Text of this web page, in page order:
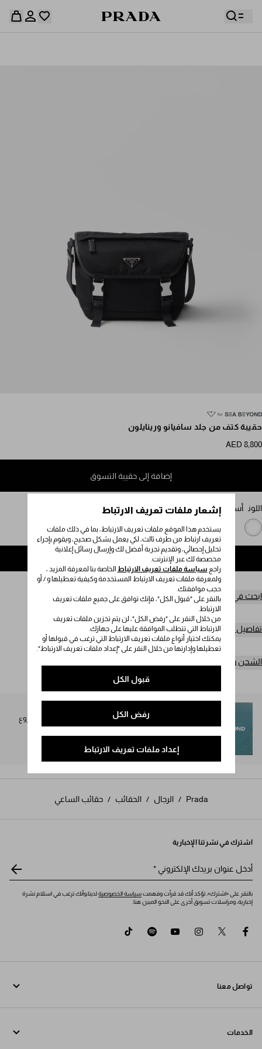
إشعار ملفات تعريف الارتباط
يستخدم هذا الموقع ملفات تعريف الارتباط، بما في ذلك ملفات
تعريف ارتباط من طرف ثالث، لكي يعمل بشكل صحيح، ويقوم بإجراء
تحليل إحصائي، وتقديم تجربة أفضل لك وإرسال رسائل إعلانية
مخصصة لك عبر الإنترنت.
راجع سياسة ملفات تعريف الارتباط الخاصة بنا لمعرفة المزيد ،
ولمعرفة ملفات تعريف الارتباط المستخدمة وكيفية تعطيلها و / أو
حجب موافقتك.
بالنقر على "قبول الكل"، فإنك توافق على جميع ملفات تعريف
الارتباط.
من خلال النقر على "رفض الكل"، لن يتم تخزين ملفات تعريف
الارتباط التي تتطلب الموافقة عليها على جهازك.
يمكنك اختيار أنواع ملفات تعريف الارتباط التي ترغب في قبولها أو
تعطيلها وإدارتها من خلال النقر على "إعداد ملفات تعريف الارتباط".
قبول الكل
رفض الكل
إعداد ملفات تعريف الارتباط
حقيبة كتف من جلد سافيانو ورينايلون
AED 8,800
إضافة إلى حقيبة التسوق
اللون أسود
إضافة إلى حقيبة التسوق
ابحث في المتجر
تفاصيل المنتج
الشحن وعمليات الإرجاع مجاناً
تُخصص نسبة 1% من عائدات مجموعة Prada Re-Nylon لمشروع
SEA BEYOND لصالح برنامجه التعليمي.
Prada
/ الرجال / الحقائب / حقائب الساعي
اشترك في نشرتنا الإخبارية
أدخل عنوان بريدك الإلكتروني *
بالنقر على «اشترك»، تؤكد أنك قد قرأت وفهمتسياسة الخصوصيةلدينا،وأنك ترغب في استلام نشرة
إخبارية، ومراسلات تسويق أخرى على النحو المبين هنا.
facebook
twitter
instagram
youtube
spotify
تواصل معنا
الخدمات